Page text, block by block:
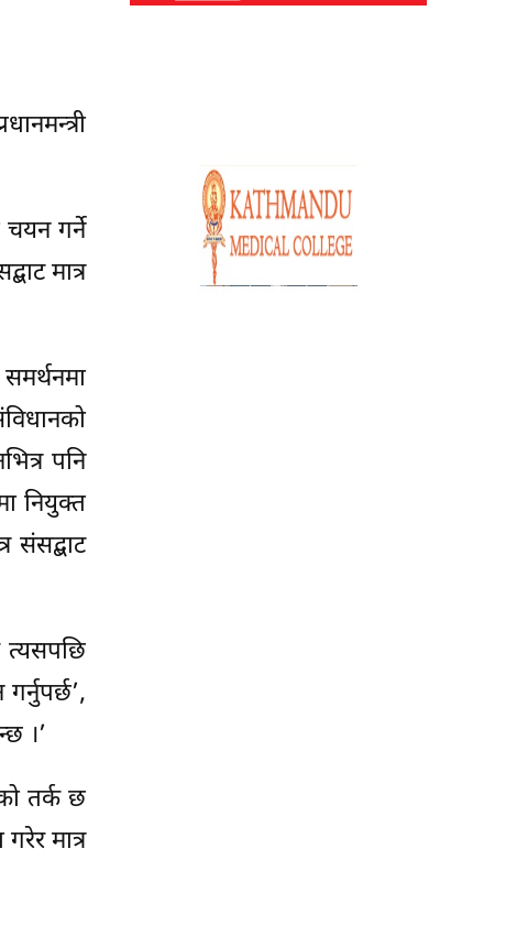
चयन गर्ने
मात्र
पनि
नियुक्त
संसद्बाट
त्यसपछि
।’
तर्क छ
मात्र